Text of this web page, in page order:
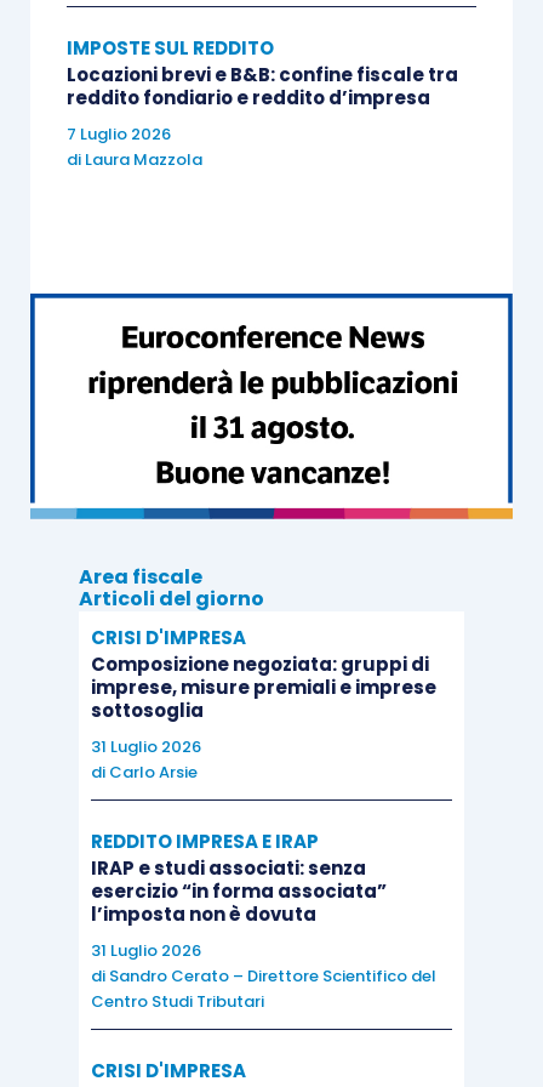
successione. Tale valore costituisce,
quindi,componente reddituale
assoggettabile a IRPEFin capo ai
in caso di successiva cessione degli
l’art. 67, comma 1, lett. b), TUIR: le
plusvalenze realizzate mediante
immobili acquistati da non più di cinque
anni costituiscono redditi diversi
imponibilie non opera l’esclusione per i
beni “acquisiti per successione”. Il prezzo
68, comma 1, TUIR
valore transattivo indicato nell’atto per
gli immobili ricevuti
In altre parole, l’Agenzia chiarisce che il
del quinquennio decorre dalla data dell’atto
di transazione, e che la
plusvalenza imponibile, salvo le diverse
esclusioni espressamente previste dalla norma
(che, in questo caso, non ricorrono). La risposta
richiama, infine, la possibilità, prevista dall’
comma 496, Legge n. 266/2005
opzione del venditore resa al notaio “all’atto della
cessione” –un’imposta sostitutiva dell’IRPEF
IMPOSTE SUL REDDITO
Locazioni brevi e B&B: confine fiscale tra
reddito fondiario e reddito d’impresa
7 Luglio 2026
di Laura Mazzola
Area fiscale
Articoli del giorno
CRISI D'IMPRESA
Composizione negoziata: gruppi di
imprese, misure premiali e imprese
sottosoglia
31 Luglio 2026
di Carlo Arsie
REDDITO IMPRESA E IRAP
IRAP e studi associati: senza
esercizio “in forma associata”
l’imposta non è dovuta
31 Luglio 2026
di Sandro Cerato – Direttore Scientifico del
Centro Studi Tributari
CRISI D'IMPRESA